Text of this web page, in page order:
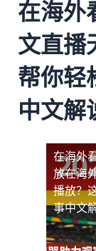
在海外
文直播
帮你轻
中文解
在海外
放在海
播放？
事中文